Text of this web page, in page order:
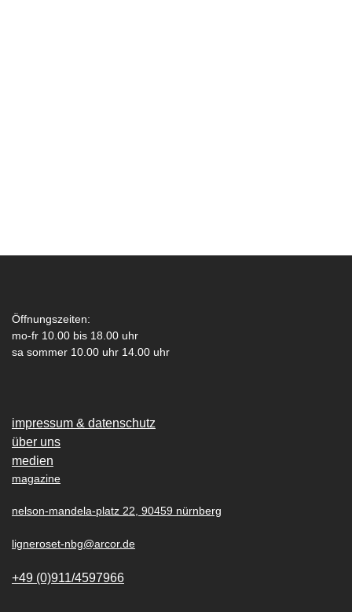
Öffnungszeiten:
mo-fr 10.00 bis 18.00 uhr
sa sommer 10.00 uhr 14.00 uhr
impressum & datenschutz
über uns
medien
magazine
nelson-mandela-platz 22, 90459 nürnberg
ligneroset-nbg@arcor.de
+49 (0)911/4597966